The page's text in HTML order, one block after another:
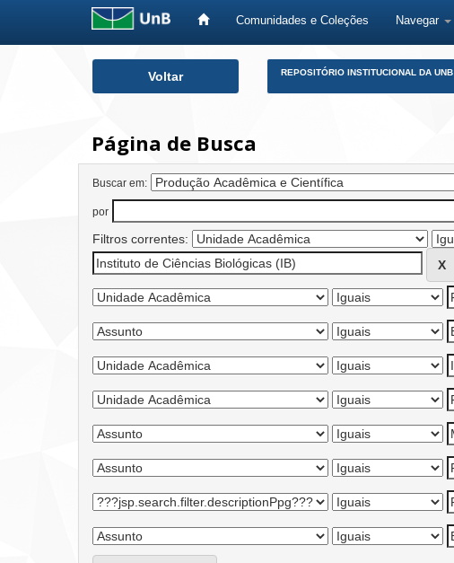
Comunidades e Coleções Navegar
Voltar REPOSITÓRIO INSTITUCIONAL DA UNB
Página de Busca
Buscar em:
por
Filtros correntes: